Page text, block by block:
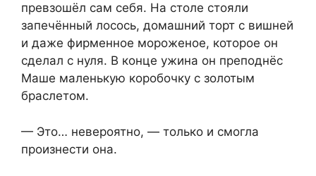
превзошёл сам себя. На столе стояли
запечённый лосось, домашний торт с вишней
и даже фирменное мороженое, которое он
сделал с нуля. В конце ужина он преподнёс
Маше маленькую коробочку с золотым
браслетом.
— Это… невероятно, — только и смогла
произнести она.